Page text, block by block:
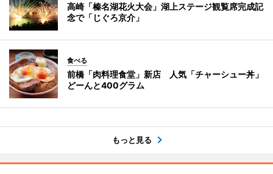
高崎「榛名湖花火大会」湖上ステージ観覧席完成記
念で「じぐろ京介」
食べる
前橋「肉料理食堂」新店 人気「チャーシュー丼」
どーんと400グラム
もっと見る